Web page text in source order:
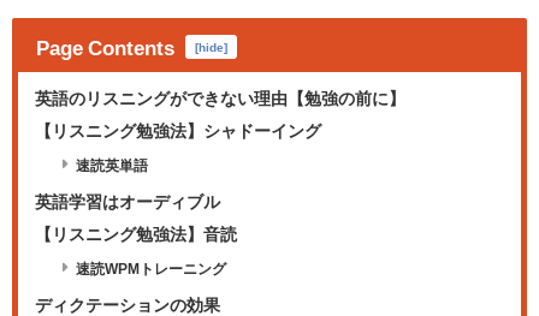
Page Contents [hide]
英語のリスニングができない理由【勉強の前に】
【リスニング勉強法】シャドーイング
速読英単語
英語学習はオーディブル
【リスニング勉強法】音読
速読WPMトレーニング
ディクテーションの効果